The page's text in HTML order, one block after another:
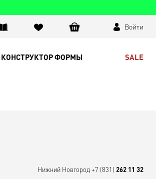
Войти
КОНСТРУКТОР ФОРМЫ SALE
Нижний Новгород +7 (831) 262 11 32